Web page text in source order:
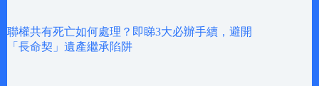
聯權共有死亡如何處理？即睇3大必辦手續，避開
「長命契」遺產繼承陷阱